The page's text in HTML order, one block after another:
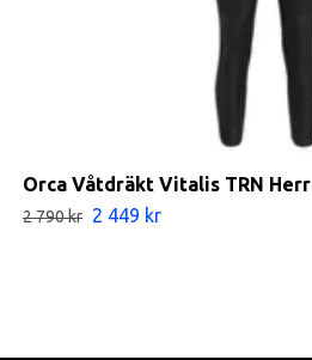
Orca Våtdräkt Vitalis TRN Herr
2 790 kr 2 449 kr